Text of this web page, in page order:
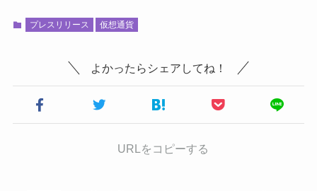
プレスリリース 仮想通貨
よかったらシェアしてね！
URLをコピーする